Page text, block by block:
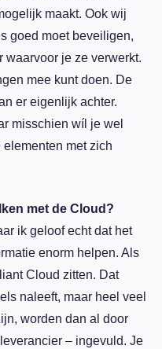
maakt. Ook wij
goed moet beveiligen,
waarvoor je ze verwerkt.
mee kunt doen. De
er eigenlijk achter.
misschien wíl je wel
met zich
met de Cloud?
ik geloof echt dat het
enorm helpen. Als
Cloud zitten. Dat
naleeft, maar heel veel
worden dan al door
– ingevuld. Je